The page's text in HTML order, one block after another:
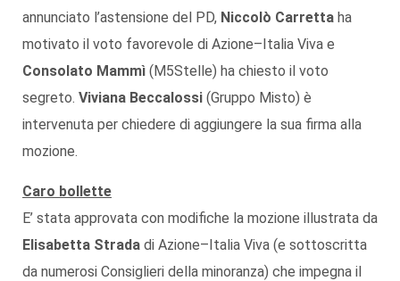
annunciato l’astensione del PD, Niccolò Carretta ha
motivato il voto favorevole di Azione–Italia Viva e
Consolato Mammì (M5Stelle) ha chiesto il voto
segreto. Viviana Beccalossi (Gruppo Misto) è
intervenuta per chiedere di aggiungere la sua firma alla
mozione.
Caro bollette
E’ stata approvata con modifiche la mozione illustrata da
Elisabetta Strada di Azione–Italia Viva (e sottoscritta
da numerosi Consiglieri della minoranza) che impegna il